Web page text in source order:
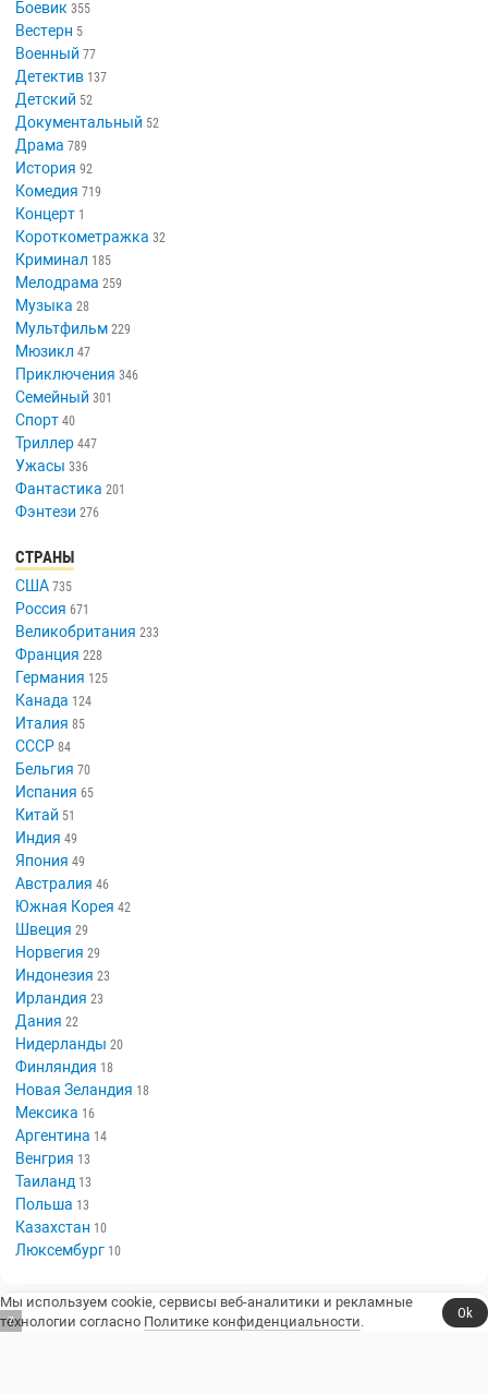
Боевик 355
Вестерн 5
Военный 77
Детектив 137
Детский 52
Документальный 52
Драма 789
История 92
Комедия 719
Концерт 1
Короткометражка 32
Криминал 185
Мелодрама 259
Музыка 28
Мультфильм 229
Мюзикл 47
Приключения 346
Семейный 301
Спорт 40
Триллер 447
Ужасы 336
Фантастика 201
Фэнтези 276
СТРАНЫ
США 735
Россия 671
Великобритания 233
Франция 228
Германия 125
Канада 124
Италия 85
СССР 84
Бельгия 70
Испания 65
Китай 51
Индия 49
Япония 49
Австралия 46
Южная Корея 42
Швеция 29
Норвегия 29
Индонезия 23
Ирландия 23
Дания 22
Нидерланды 20
Финляндия 18
Новая Зеландия 18
Мексика 16
Аргентина 14
Венгрия 13
Таиланд 13
Польша 13
Казахстан 10
Люксембург 10
Сериалы, юмор и стендап.
Мы используем cookie, сервисы веб-аналитики и рекламные
технологии согласно Политике конфиденциальности.
Ok
6